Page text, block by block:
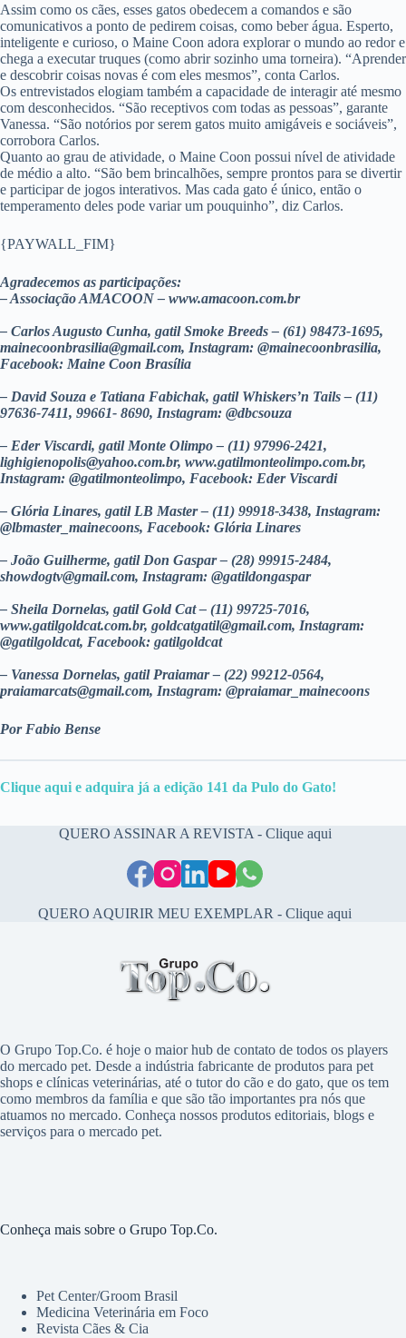
Assim como os cães, esses gatos obedecem a comandos e são
comunicativos a ponto de pedirem coisas, como beber água. Esperto,
inteligente e curioso, o Maine Coon adora explorar o mundo ao redor e
chega a executar truques (como abrir sozinho uma torneira). “Aprender
e descobrir coisas novas é com eles mesmos”, conta Carlos.
Os entrevistados elogiam também a capacidade de interagir até mesmo
com desconhecidos. “São receptivos com todas as pessoas”, garante
Vanessa. “São notórios por serem gatos muito amigáveis e sociáveis”,
corrobora Carlos.
Quanto ao grau de atividade, o Maine Coon possui nível de atividade
de médio a alto. “São bem brincalhões, sempre prontos para se divertir
e participar de jogos interativos. Mas cada gato é único, então o
temperamento deles pode variar um pouquinho”, diz Carlos.
{PAYWALL_FIM}
Agradecemos as participações:
– Associação AMACOON – www.amacoon.com.br
– Carlos Augusto Cunha, gatil Smoke Breeds – (61) 98473-1695,
mainecoonbrasilia@gmail.com, Instagram: @mainecoonbrasilia,
Facebook: Maine Coon Brasília
– David Souza e Tatiana Fabichak, gatil Whiskers’n Tails – (11)
97636-7411, 99661- 8690, Instagram: @dbcsouza
– Eder Viscardi, gatil Monte Olimpo – (11) 97996-2421,
lighigienopolis@yahoo.com.br, www.gatilmonteolimpo.com.br,
Instagram: @gatilmonteolimpo, Facebook: Eder Viscardi
– Glória Linares, gatil LB Master – (11) 99918-3438, Instagram:
@lbmaster_mainecoons, Facebook: Glória Linares
– João Guilherme, gatil Don Gaspar – (28) 99915-2484,
showdogtv@gmail.com, Instagram: @gatildongaspar
– Sheila Dornelas, gatil Gold Cat – (11) 99725-7016,
www.gatilgoldcat.com.br, goldcatgatil@gmail.com, Instagram:
@gatilgoldcat, Facebook: gatilgoldcat
– Vanessa Dornelas, gatil Praiamar – (22) 99212-0564,
praiamarcats@gmail.com, Instagram: @praiamar_mainecoons
Por Fabio Bense
Clique aqui e adquira já a edição 141 da Pulo do Gato!
QUERO ASSINAR A REVISTA - Clique aqui
QUERO AQUIRIR MEU EXEMPLAR - Clique aqui
O Grupo Top.Co. é hoje o maior hub de contato de todos os players
do mercado pet. Desde a indústria fabricante de produtos para pet
shops e clínicas veterinárias, até o tutor do cão e do gato, que os tem
como membros da família e que são tão importantes pra nós que
atuamos no mercado. Conheça nossos produtos editoriais, blogs e
serviços para o mercado pet.
Conheça mais sobre o Grupo Top.Co.
Pet Center/Groom Brasil
Medicina Veterinária em Foco
Revista Cães & Cia